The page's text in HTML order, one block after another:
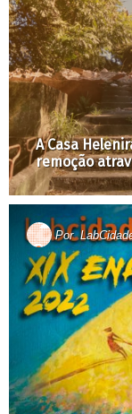
A Casa
remoção
Por